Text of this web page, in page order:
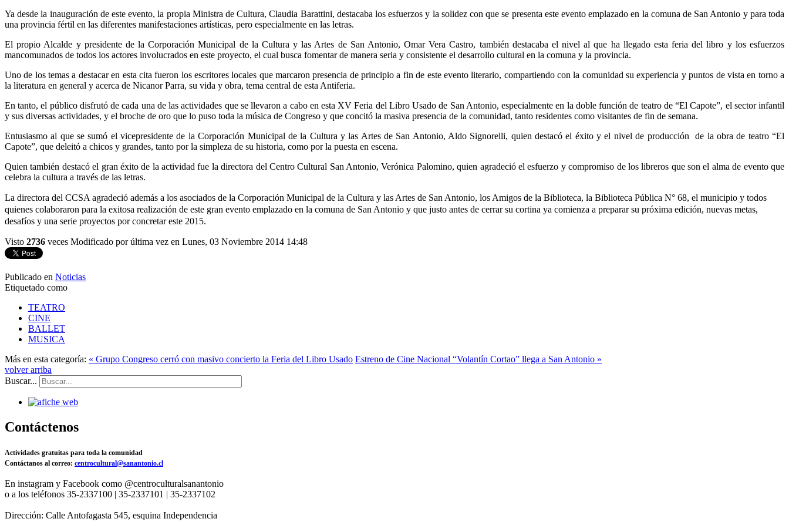
Ya desde la inauguración de este evento, la propia Ministra de Cultura, Claudia Barattini, destacaba los esfuerzos y la solidez con que se presenta este evento emplazado en la comuna de San Antonio y para toda
una provincia fértil en las diferentes manifestaciones artísticas, pero especialmente en las letras.
El propio Alcalde y presidente de la Corporación Municipal de la Cultura y las Artes de San Antonio, Omar Vera Castro, también destacaba el nivel al que ha llegado esta feria del libro y los esfuerzos
mancomunados de todos los actores involucrados en este proyecto, el cual busca fomentar de manera seria y consistente el desarrollo cultural en la comuna y la provincia.
Uno de los temas a destacar en esta cita fueron los escritores locales que marcaron presencia de principio a fin de este evento literario, compartiendo con la comunidad su experiencia y puntos de vista en torno a
la literatura en general y acerca de Nicanor Parra, su vida y obra, tema central de esta Antiferia.
En tanto, el público disfrutó de cada una de las actividades que se llevaron a cabo en esta XV Feria del Libro Usado de San Antonio, especialmente en la doble función de teatro de “El Capote”, el sector infantil
y sus diversas actividades, y el broche de oro que lo puso toda la música de Congreso y que concitó la masiva presencia de la comunidad, tanto residentes como visitantes de fin de semana.
Entusiasmo al que se sumó el vicepresidente de la Corporación Municipal de la Cultura y las Artes de San Antonio, Aldo Signorelli, quien destacó el éxito y el nivel de producción de la obra de teatro “El
Capote”, que deleitó a chicos y grandes, tanto por la simpleza de su historia, como por la puesta en escena.
Quien también destacó el gran éxito de la actividad fue la directora del Centro Cultural San Antonio, Verónica Palomino, quien agradeció el esfuerzo y compromiso de los libreros que son el alma de evento que
celebra la cultura a través de las letras.
La directora del CCSA agradeció además a los asociados de la Corporación Municipal de la Cultura y las Artes de San Antonio, los Amigos de la Biblioteca, la Biblioteca Pública N° 68, el municipio y todos
quienes colaboraron para la exitosa realización de este gran evento emplazado en la comuna de San Antonio y que justo antes de cerrar su cortina ya comienza a preparar su próxima edición, nuevas metas,
desafíos y una serie proyectos por concretar este 2015.
Visto 2736 veces Modificado por última vez en Lunes, 03 Noviembre 2014 14:48
Publicado en Noticias
Etiquetado como
TEATRO
CINE
BALLET
MUSICA
Más en esta categoría: « Grupo Congreso cerró con masivo concierto la Feria del Libro Usado Estreno de Cine Nacional “Volantín Cortao” llega a San Antonio »
volver arriba
Buscar...
Contáctenos
Actividades gratuitas para toda la comunidad
Contáctanos al correo: centrocultural@sanantonio.cl
En instagram y Facebook como @centroculturalsanantonio
o a los teléfonos 35-2337100 | 35-2337101 | 35-2337102
Dirección: Calle Antofagasta 545, esquina Independencia